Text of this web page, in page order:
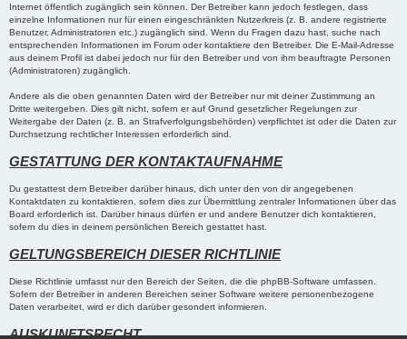
Internet öffentlich zugänglich sein können. Der Betreiber kann jedoch festlegen, dass
einzelne Informationen nur für einen eingeschränkten Nutzerkreis (z. B. andere registrierte
Benutzer, Administratoren etc.) zugänglich sind. Wenn du Fragen dazu hast, suche nach
entsprechenden Informationen im Forum oder kontaktiere den Betreiber. Die E-Mail-Adresse
aus deinem Profil ist dabei jedoch nur für den Betreiber und von ihm beauftragte Personen
(Administratoren) zugänglich.
Andere als die oben genannten Daten wird der Betreiber nur mit deiner Zustimmung an
Dritte weitergeben. Dies gilt nicht, sofern er auf Grund gesetzlicher Regelungen zur
Weitergabe der Daten (z. B. an Strafverfolgungsbehörden) verpflichtet ist oder die Daten zur
Durchsetzung rechtlicher Interessen erforderlich sind.
GESTATTUNG DER KONTAKTAUFNAHME
Du gestattest dem Betreiber darüber hinaus, dich unter den von dir angegebenen
Kontaktdaten zu kontaktieren, sofern dies zur Übermittlung zentraler Informationen über das
Board erforderlich ist. Darüber hinaus dürfen er und andere Benutzer dich kontaktieren,
sofern du dies in deinem persönlichen Bereich gestattet hast.
GELTUNGSBEREICH DIESER RICHTLINIE
Diese Richtlinie umfasst nur den Bereich der Seiten, die die phpBB-Software umfassen.
Sofern der Betreiber in anderen Bereichen seiner Software weitere personenbezogene
Daten verarbeitet, wird er dich darüber gesondert informieren.
AUSKUNFTSRECHT